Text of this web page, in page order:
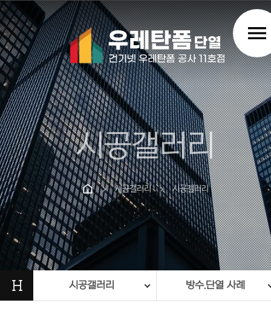
menu
시공갤러리
chevron_right 시공갤러리 chevron_right 시공갤러리
H 시공갤러리 방수.단열 사례